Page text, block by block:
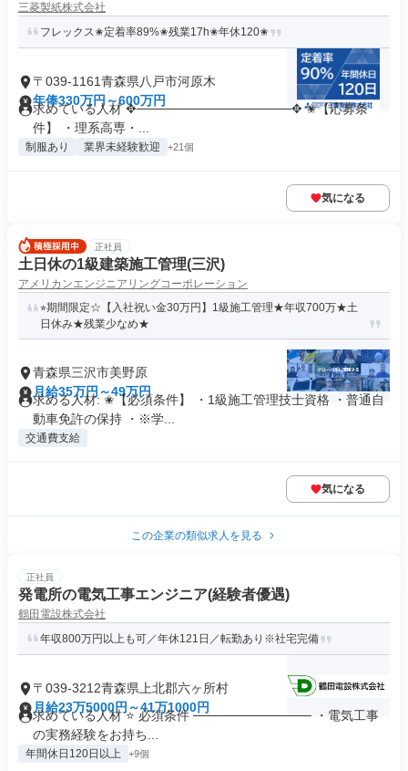
三菱製紙株式会社
フレックス✬​​​定着率89%✬​残業17h✬年休120✬​
〒039-1161青森県八戸市河原木
年俸330万円～600万円
求めている人材 ✥─────────────────✥ ✬【応募条
件】 ・理系高専・...
制服あり 業界未経験歓迎 +21個
気になる
正社員
土日休の1級建築施工管理(三沢)
アメリカンエンジニアリングコーポレーション
⭐︎期間限定☆【入社祝い金30万円】1級施工管理★年収700万★土
日休み★残業少なめ★
青森県三沢市美野原
月給35万円～49万円
求める人材: ✬【必須条件】 ・1級施工管理技士資格 ・普通自
動車免許の保持 ・※学...
交通費支給
気になる
この企業の類似求人を見る
正社員
発電所の電気工事エンジニア(経験者優遇)
鶴田電設株式会社
年収800万円以上も可／年休121日／転勤あり※社宅完備
〒039-3212青森県上北郡六ヶ所村
月給23万5000円～41万1000円
求めている人材 ⭐ 必須条件 ───────────── ・電気工事
の実務経験をお持ち...
年間休日120日以上 +9個